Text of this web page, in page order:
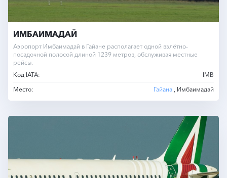
ИМБАИМАДАЙ
Аэропорт Имбаимадай в Гайане располагает одной взлётно-
посадочной полосой длиной 1239 метров, обслуживая местные
рейсы.
Код IATA:
IMB
Место:
Гайана , Имбаимадай